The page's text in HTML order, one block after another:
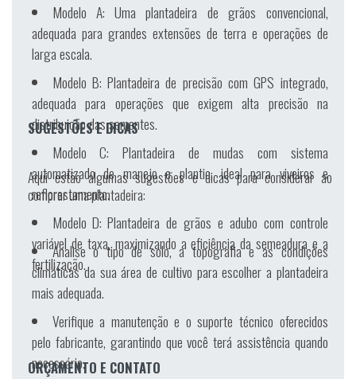
Modelo A: Uma plantadeira de grãos convencional,
adequada para grandes extensões de terra e operações de
larga escala.
Modelo B: Plantadeira de precisão com GPS integrado,
adequada para operações que exigem alta precisão na
distribuição das sementes.
Modelo C: Plantadeira de mudas com sistema
automatizado de manejo e plantio, ideal para viveiros e
reflorestamento.
Modelo D: Plantadeira de grãos e adubo com controle
variável de taxa, maximizando a eficiência da semeadura e a
fertilização.
SUGESTÕES E DICAS
Aqui estão algumas sugestões e dicas para considerar ao
comprar uma plantadeira:
Analise o tipo de solo, a topografia e as condições
climáticas da sua área de cultivo para escolher a plantadeira
mais adequada.
Verifique a manutenção e o suporte técnico oferecidos
pelo fabricante, garantindo que você terá assistência quando
necessário.
ORÇAMENTO E CONTATO